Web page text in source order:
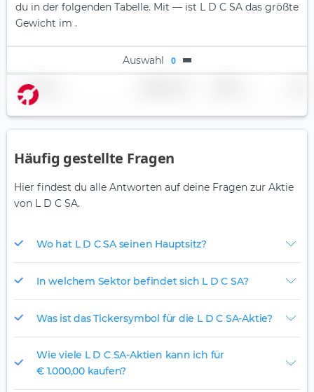
du in der folgenden Tabelle. Mit — ist L D C SA das größte
Gewicht im .
Auswahl 0
Name
Häufig gestellte Fragen
Hier findest du alle Antworten auf deine Fragen zur Aktie
von L D C SA.
Wo hat L D C SA seinen Hauptsitz?
In welchem Sektor befindet sich L D C SA?
Was ist das Tickersymbol für die L D C SA-Aktie?
Wie viele L D C SA-Aktien kann ich für
€ 1.000,00 kaufen?